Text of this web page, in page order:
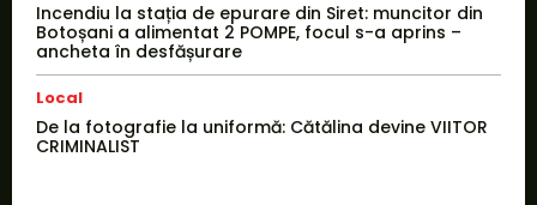
Incendiu la stația de epurare din Siret: muncitor din
Botoșani a alimentat 2 POMPE, focul s-a aprins –
ancheta în desfășurare
Local
De la fotografie la uniformă: Cătălina devine VIITOR
CRIMINALIST